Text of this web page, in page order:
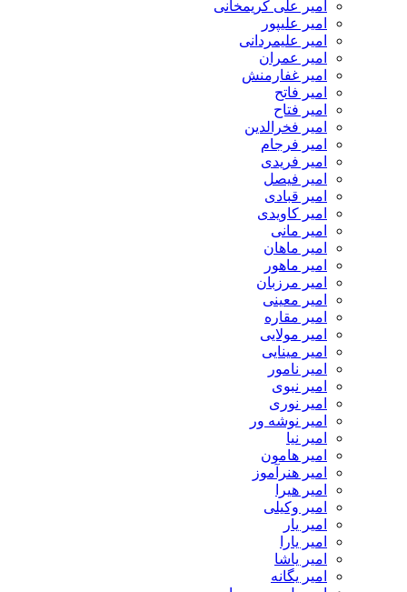
امیر علی کریمخانی
امیر علیپور
امیر علیمردانی
امیر عمران
امیر غفارمنش
امیر فاتح
امیر فتاح
امیر فخرالدین
امیر فرجام
امیر فریدی
امیر فیصل
امیر قبادی
امیر کاویدی
امیر مانی
امیر ماهان
امیر ماهور
امیر مرزبان
امیر معینی
امیر مقاره
امیر مولایی
امیر مینایی
امیر نامور
امیر نبوی
امیر نوری
امیر نوشه ور
امیر نیا
امیر هامون
امیر هنرآموز
امیر هیرا
امیر وکیلی
امیر یار
امیر یارا
امیر یاشا
امیر یگانه